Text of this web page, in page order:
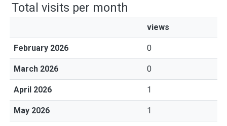
Total visits per month
views
February 2026 0
March 2026 0
April 2026 1
May 2026 1